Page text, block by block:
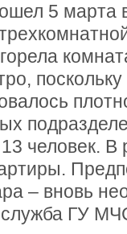
5 марта
человек. В
– вновь
ГУ